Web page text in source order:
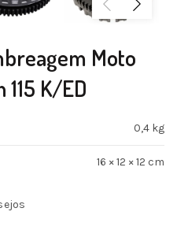
Moto
K/ED
0,4 kg
16 × 12 × 12 cm